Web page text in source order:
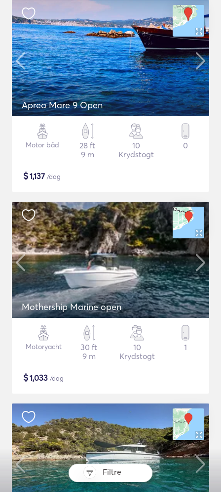
Filtre
Aprea Mare 9 Open
Motor båd
28 ft
9 m
10
Krydstogt
0
$1,137 /dag
Mothership Marine open
Motoryacht
30 ft
9 m
10
Krydstogt
1
$1,033 /dag